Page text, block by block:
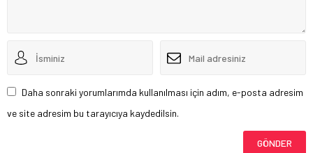
Daha sonraki yorumlarımda kullanılması için adım, e-posta adresim
ve site adresim bu tarayıcıya kaydedilsin.